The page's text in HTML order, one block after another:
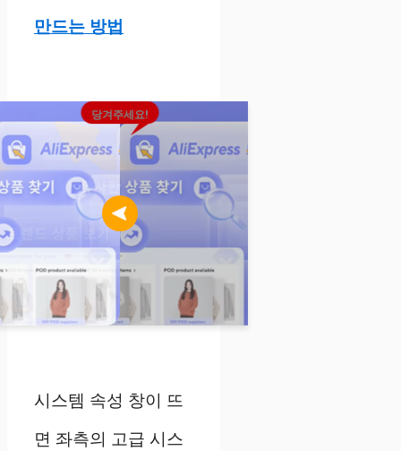
만드는 방법
당겨주세요!
시스템 속성 창이 뜨
면 좌측의 고급 시스